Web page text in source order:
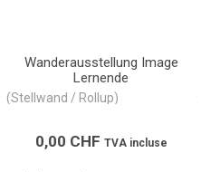
Wanderausstellung Image
Lernende
(Stellwand / Rollup)
0,00 CHF TVA incluse